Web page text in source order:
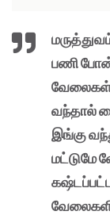
பணி
வேலைகள்.
வந்தால்
இங்கு
மட்டுமே